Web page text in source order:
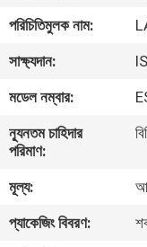
আমাদের
সম্পর্কে
কারখানা
ভ্রমণ
মান
নিয়ন্ত্রণ
পরিচিতিমুলক নাম:
সাক্ষ্যদান:
মডেল নম্বার:
ন্যূনতম চাহিদার
পরিমাণ:
মূল্য:
প্যাকেজিং বিবরণ: